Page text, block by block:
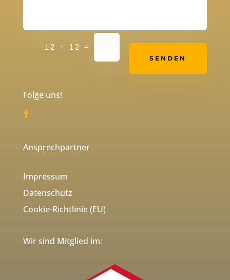
12 + 12 =
SENDEN
Alternative:
Folge uns!
Ansprechpartner
Impressum
Datenschutz
Cookie-Richtlinie (EU)
Wir sind Mitglied im: